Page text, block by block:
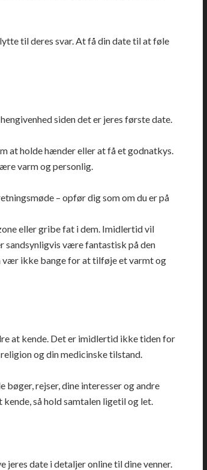
til deres svar. At få din date til at føle
siden det er jeres første date.
at holde hænder eller at få et godnatkys.
varm og personlig.
– opfør dig som om du er på
eller gribe fat i dem. Imidlertid vil
være fantastisk på den
ikke bange for at tilføje et varmt og
at kende. Det er imidlertid ikke tiden for
og din medicinske tilstand.
rejser, dine interesser og andre
så hold samtalen ligetil og let.
date i detaljer online til dine venner.